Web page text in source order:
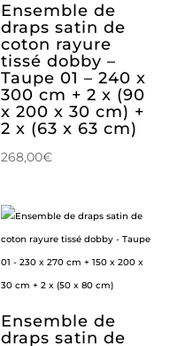
Ensemble de
draps satin de
coton rayure
tissé dobby –
Taupe 01 – 240 x
300 cm + 2 x (90
x 200 x 30 cm) +
2 x (63 x 63 cm)
268,00€
Ensemble de
draps satin de